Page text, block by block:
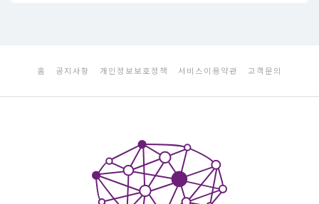
홈 공지사항 개인정보보호정책 서비스이용약관 고객문의